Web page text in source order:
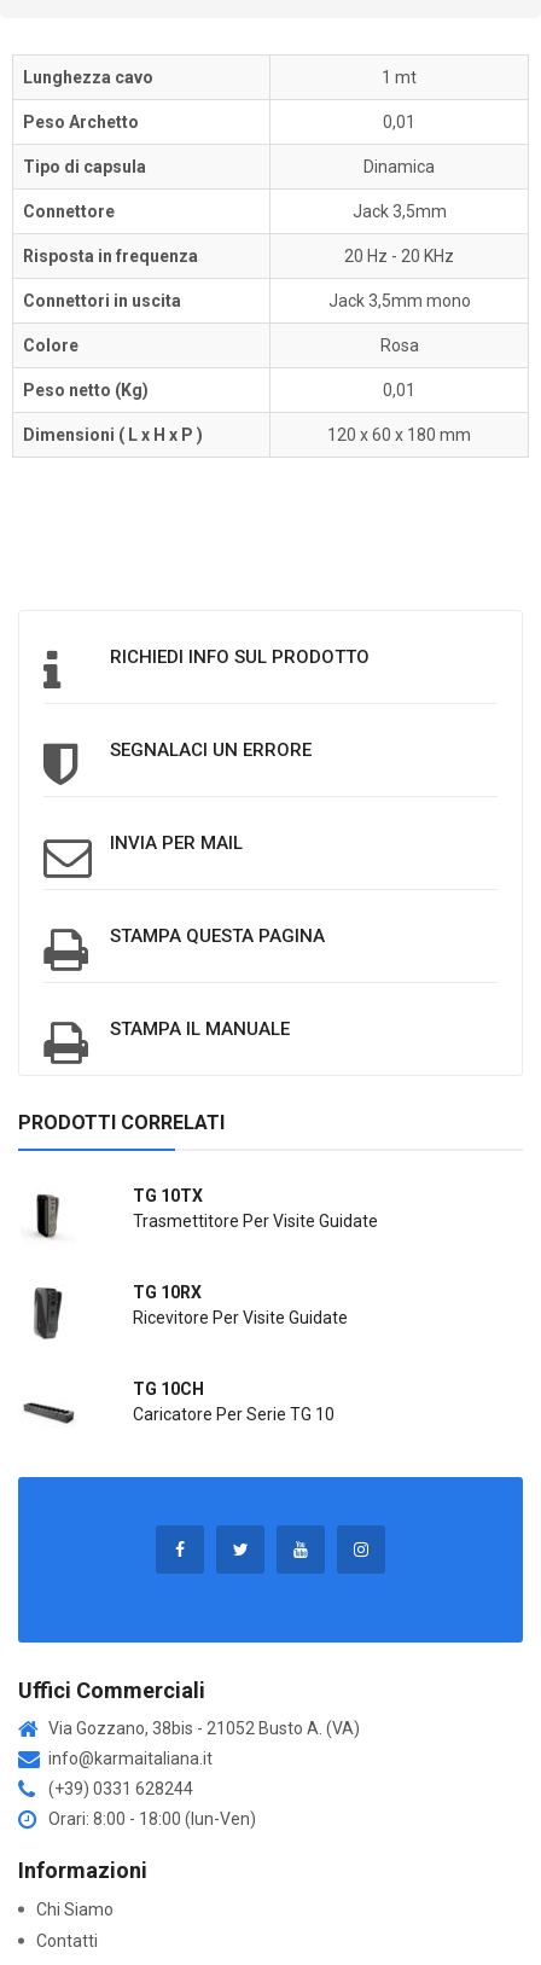
Lunghezza cavo 1 mt
Peso Archetto 0,01
Tipo di capsula Dinamica
Connettore Jack 3,5mm
Risposta in frequenza 20 Hz - 20 KHz
Connettori in uscita Jack 3,5mm mono
Colore Rosa
Peso netto (Kg) 0,01
Dimensioni ( L x H x P ) 120 x 60 x 180 mm
RICHIEDI INFO SUL PRODOTTO
SEGNALACI UN ERRORE
INVIA PER MAIL
STAMPA QUESTA PAGINA
STAMPA IL MANUALE
PRODOTTI CORRELATI
TG 10TX
Trasmettitore Per Visite Guidate
TG 10RX
Ricevitore Per Visite Guidate
TG 10CH
Caricatore Per Serie TG 10
Uffici Commerciali
Via Gozzano, 38bis - 21052 Busto A. (VA)
info@karmaitaliana.it
(+39) 0331 628244
Orari: 8:00 - 18:00 (lun-Ven)
Informazioni
Chi Siamo
Contatti